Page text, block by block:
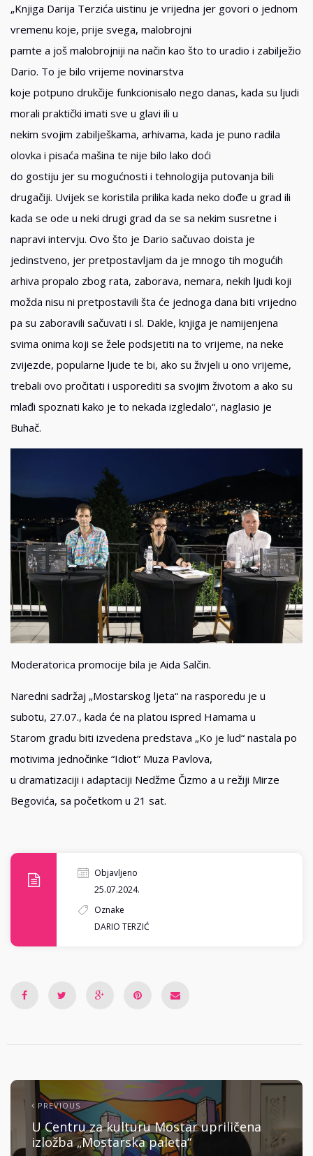
„Knjiga Darija Terzića uistinu je vrijedna jer govori o jednom
vremenu koje, prije svega, malobrojni
pamte a još malobrojniji na način kao što to uradio i zabilježio
Dario. To je bilo vrijeme novinarstva
koje potpuno drukčije funkcionisalo nego danas, kada su ljudi
morali praktički imati sve u glavi ili u
nekim svojim zabilješkama, arhivama, kada je puno radila
olovka i pisaća mašina te nije bilo lako doći
do gostiju jer su mogućnosti i tehnologija putovanja bili
drugačiji. Uvijek se koristila prilika kada neko dođe u grad ili
kada se ode u neki drugi grad da se sa nekim susretne i
napravi intervju. Ovo što je Dario sačuvao doista je
jedinstveno, jer pretpostavljam da je mnogo tih mogućih
arhiva propalo zbog rata, zaborava, nemara, nekih ljudi koji
možda nisu ni pretpostavili šta će jednoga dana biti vrijedno
pa su zaboravili sačuvati i sl. Dakle, knjiga je namijenjena
svima onima koji se žele podsjetiti na to vrijeme, na neke
zvijezde, popularne ljude te bi, ako su živjeli u ono vrijeme,
trebali ovo pročitati i usporediti sa svojim životom a ako su
mlađi spoznati kako je to nekada izgledalo“, naglasio je
Buhač.
Moderatorica promocije bila je Aida Salčin.
Naredni sadržaj „Mostarskog ljeta“ na rasporedu je u
subotu, 27.07., kada će na platou ispred Hamama u
Starom gradu biti izvedena predstava „Ko je lud“ nastala po
motivima jednočinke “Idiot” Muza Pavlova,
u dramatizaciji i adaptaciji Nedžme Čizmo a u režiji Mirze
Begovića, sa početkom u 21 sat.
Objavljeno
25.07.2024.
Oznake
DARIO TERZIĆ
PREVIOUS
U Centru za kulturu Mostar upriličena
izložba „Mostarska paleta“